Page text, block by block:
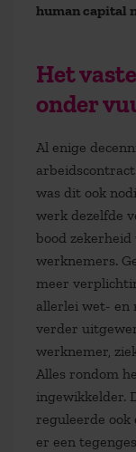
human capital
Het
onder
Al enige
was dit ook
werk dezelfde
bood
werknemers.
meer
allerlei wet- en
verder
werknemer,
Alles rondom
ingewikkelder.
reguleerde ook
er een